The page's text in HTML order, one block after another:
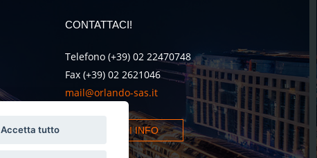
CONTATTACI!
Telefono (+39) 02 22470748
Fax (+39) 02 2621046
mail@orlando-sas.it
RICHIEDI INFO
Accetta tutto